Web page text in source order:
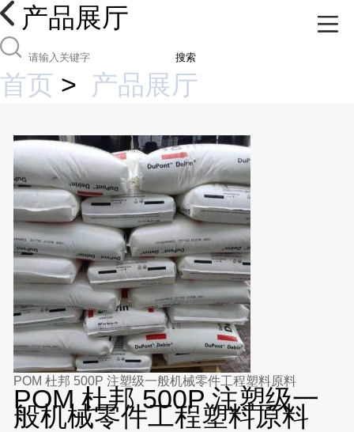
产品展厅
搜索
首页 > 产品展厅
POM 杜邦 500P 注塑级一般机械零件工程塑料原料
POM 杜邦 500P 注塑级一
般机械零件工程塑料原料